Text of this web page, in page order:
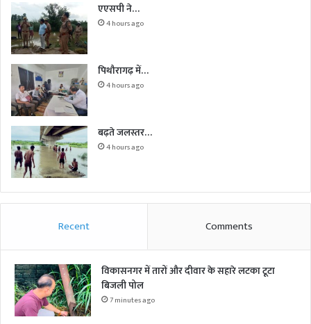
एएसपी ने…
4 hours ago
पिथौरागढ़ में…
4 hours ago
बढ़ते जलस्तर…
4 hours ago
Recent Comments
विकासनगर में तारों और दीवार के सहारे लटका टूटा
बिजली पोल
7 minutes ago